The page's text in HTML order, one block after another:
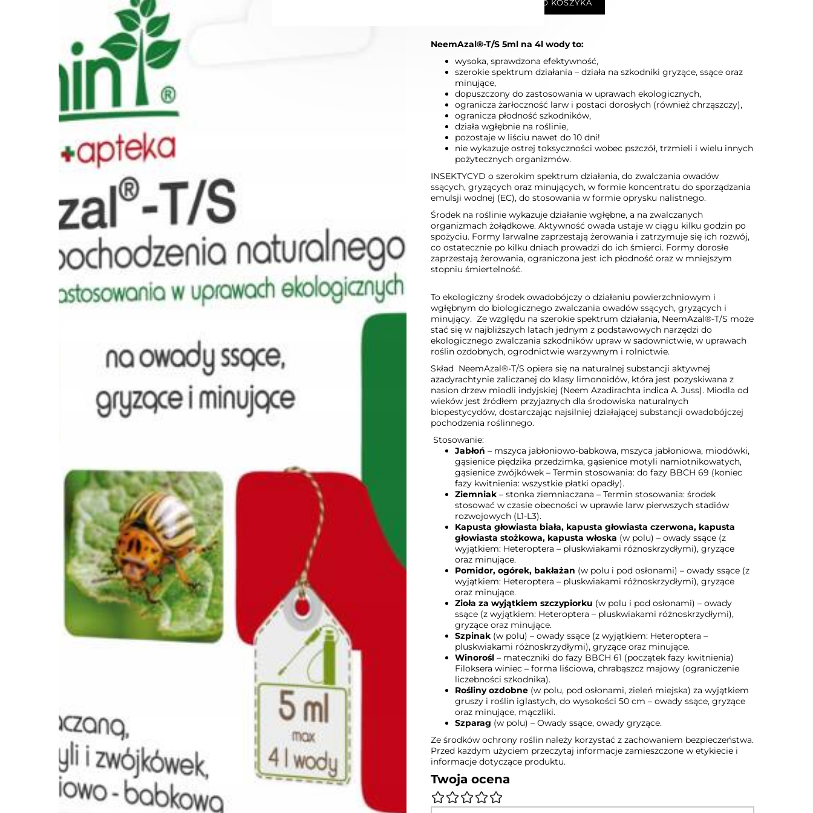
DODAJ DO KOSZYKA
NeemAzal®-T/S 5ml na 4l wody to:
wysoka, sprawdzona efektywność,
szerokie spektrum działania – działa na szkodniki gryzące, ssące oraz
minujące,
dopuszczony do zastosowania w uprawach ekologicznych,
ogranicza żarłoczność larw i postaci dorosłych (również chrząszczy),
ogranicza płodność szkodników,
działa wgłębnie na roślinie,
pozostaje w liściu nawet do 10 dni!
nie wykazuje ostrej toksyczności wobec pszczół, trzmieli i wielu innych
pożytecznych organizmów.
INSEKTYCYD o szerokim spektrum działania, do zwalczania owadów
ssących, gryzących oraz minujących, w formie koncentratu do sporządzania
emulsji wodnej (EC), do stosowania w formie oprysku nalistnego.
Środek na roślinie wykazuje działanie wgłębne, a na zwalczanych
organizmach żołądkowe. Aktywność owada ustaje w ciągu kilku godzin po
spożyciu. Formy larwalne zaprzestają żerowania i zatrzymuje się ich rozwój,
co ostatecznie po kilku dniach prowadzi do ich śmierci. Formy dorosłe
zaprzestają żerowania, ograniczona jest ich płodność oraz w mniejszym
stopniu śmiertelność.
To ekologiczny środek owadobójczy o działaniu powierzchniowym i
wgłębnym do biologicznego zwalczania owadów ssących, gryzących i
minujący. Ze względu na szerokie spektrum działania, NeemAzal®-T/S może
stać się w najbliższych latach jednym z podstawowych narzędzi do
ekologicznego zwalczania szkodników upraw w sadownictwie, w uprawach
roślin ozdobnych, ogrodnictwie warzywnym i rolnictwie.
Skład NeemAzal®-T/S opiera się na naturalnej substancji aktywnej
azadyrachtynie zaliczanej do klasy limonoidów, która jest pozyskiwana z
nasion drzew miodli indyjskiej (Neem Azadirachta indica A. Juss). Miodla od
wieków jest źródłem przyjaznych dla środowiska naturalnych
biopestycydów, dostarczając najsilniej działającej substancji owadobójczej
pochodzenia roślinnego.
Stosowanie:
Jabłoń – mszyca jabłoniowo-babkowa, mszyca jabłoniowa, miodówki,
gąsienice piędzika przedzimka, gąsienice motyli namiotnikowatych,
gąsienice zwójkówek – Termin stosowania: do fazy BBCH 69 (koniec
fazy kwitnienia: wszystkie płatki opadły).
Ziemniak – stonka ziemniaczana – Termin stosowania: środek
stosować w czasie obecności w uprawie larw pierwszych stadiów
rozwojowych (L1-L3).
Kapusta głowiasta biała, kapusta głowiasta czerwona, kapusta
głowiasta stożkowa, kapusta włoska (w polu) – owady ssące (z
wyjątkiem: Heteroptera – pluskwiakami różnoskrzydłymi), gryzące
oraz minujące.
Pomidor, ogórek, bakłażan (w polu i pod osłonami) – owady ssące (z
wyjątkiem: Heteroptera – pluskwiakami różnoskrzydłymi), gryzące
oraz minujące.
Zioła za wyjątkiem szczypiorku (w polu i pod osłonami) – owady
ssące (z wyjątkiem: Heteroptera – pluskwiakami różnoskrzydłymi),
gryzące oraz minujące.
Szpinak (w polu) – owady ssące (z wyjątkiem: Heteroptera –
pluskwiakami różnoskrzydłymi), gryzące oraz minujące.
Winorośl – mateczniki do fazy BBCH 61 (początek fazy kwitnienia)
Filoksera winiec – forma liściowa, chrabąszcz majowy (ograniczenie
liczebności szkodnika).
Rośliny ozdobne (w polu, pod osłonami, zieleń miejska) za wyjątkiem
gruszy i roślin iglastych, do wysokości 50 cm – owady ssące, gryzące
oraz minujące, mączliki.
Szparag (w polu) – Owady ssące, owady gryzące.
Ze środków ochrony roślin należy korzystać z zachowaniem bezpieczeństwa.
Przed każdym użyciem przeczytaj informacje zamieszczone w etykiecie i
informacje dotyczące produktu.
Twoja ocena